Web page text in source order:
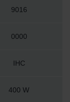
9016
0000
IHC
400 W